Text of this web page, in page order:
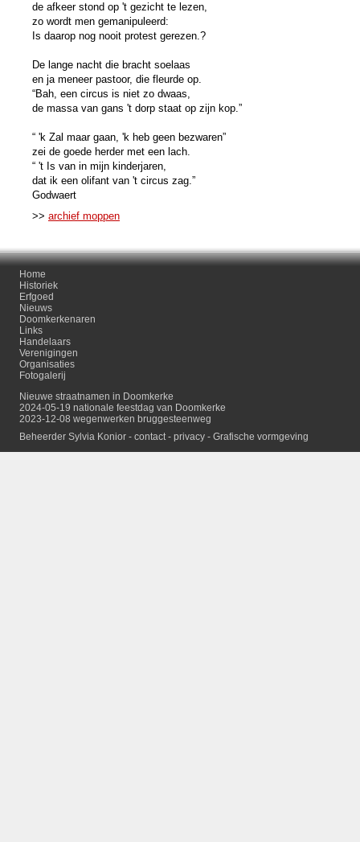
de afkeer stond op 't gezicht te lezen,
zo wordt men gemanipuleerd:
Is daarop nog nooit protest gerezen.?
De lange nacht die bracht soelaas
en ja meneer pastoor, die fleurde op.
“Bah, een circus is niet zo dwaas,
de massa van gans 't dorp staat op zijn kop.”
“ 'k Zal maar gaan, 'k heb geen bezwaren”
zei de goede herder met een lach.
“ 't Is van in mijn kinderjaren,
dat ik een olifant van 't circus zag.”
Godwaert
>> archief moppen
Home
Historiek
Erfgoed
Nieuws
Doomkerkenaren
Links
Handelaars
Verenigingen
Organisaties
Fotogalerij
Nieuwe straatnamen in Doomkerke
2024-05-19 nationale feestdag van Doomkerke
2023-12-08 wegenwerken bruggesteenweg
Beheerder Sylvia Konior - contact- privacy - Grafische vormgeving